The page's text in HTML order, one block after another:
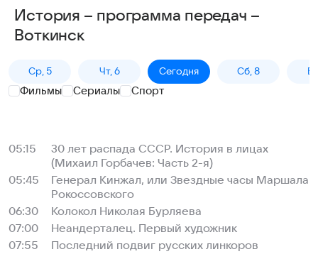
История – программа передач –
Воткинск
Ср, 5 Чт, 6 Сегодня Сб, 8
Фильмы Сериалы Спорт
05:15
30 лет распада СССР. История в лицах
(Михаил Горбачев: Часть 2-я)
05:45
Генерал Кинжал, или Звездные часы Маршала
Рокоссовского
06:30
Колокол Николая Бурляева
07:00
Неандерталец. Первый художник
07:55
Последний подвиг русских линкоров